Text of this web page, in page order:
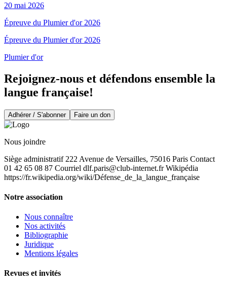
20 mai 2026
Épreuve du Plumier d'or 2026
Épreuve du Plumier d'or 2026
Plumier d'or
Rejoignez-nous et défendons ensemble la
langue française!
Adhérer / S'abonner Faire un don
Nous joindre
Siège administratif 222 Avenue de Versailles, 75016 Paris Contact
01 42 65 08 87 Courriel dlf.paris@club-internet.frWikipédia
https://fr.wikipedia.org/wiki/Défense_de_la_langue_française
Notre association
Nous connaître
Nos activités
Bibliographie
Juridique
Mentions légales
Revues et invités